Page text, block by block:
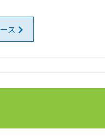
ス